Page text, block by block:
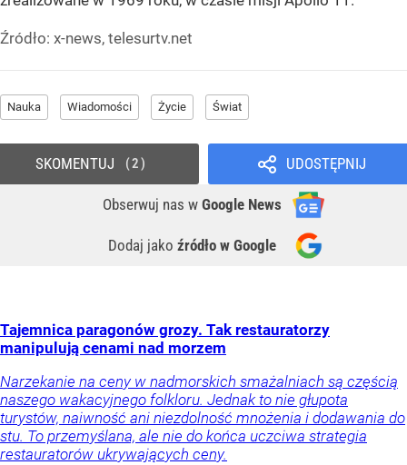
Źródło: x-news, telesurtv.net
Nauka Wiadomości Życie Świat
UDOSTĘPNIJ
Obserwuj nas w Google News
Dodaj jako źródło w Google
SKOMENTUJ 2
Tajemnica paragonów grozy. Tak restauratorzy
manipulują cenami nad morzem
Narzekanie na ceny w nadmorskich smażalniach są częścią
naszego wakacyjnego folkloru. Jednak to nie głupota
turystów, naiwność ani niezdolność mnożenia i dodawania do
stu. To przemyślana, ale nie do końca uczciwa strategia
restauratorów ukrywających ceny.